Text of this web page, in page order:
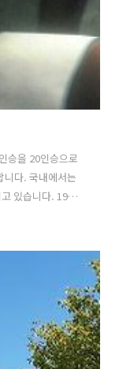
승을 20인승으로
니다. 국내에서는
있습니다. 19명
인승,28석,31
25시 카카오톡 플